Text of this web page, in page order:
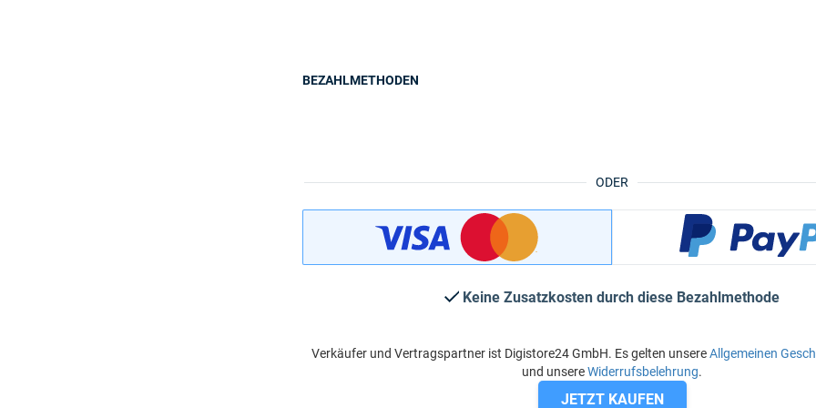
ODER
BEZAHLMETHODEN
Keine Zusatzkosten durch diese Bezahlmethode
Verkäufer und Vertragspartner ist Digistore24 GmbH. Es gelten unsereAllgemeinen
und unsereWiderrufsbelehrung.
JETZT KAUFEN